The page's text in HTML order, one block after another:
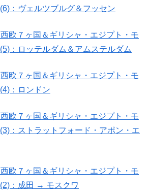
：ヴェルツブルグ＆フッセン
欧７ヶ国＆ギリシャ・エジプト・モ
：ロッテルダム＆アムステルダム
欧７ヶ国＆ギリシャ・エジプト・モ
：ロンドン
欧７ヶ国＆ギリシャ・エジプト・モ
：ストラットフォード・アポン・エ
欧７ヶ国＆ギリシャ・エジプト・モ
：成田 → モスクワ